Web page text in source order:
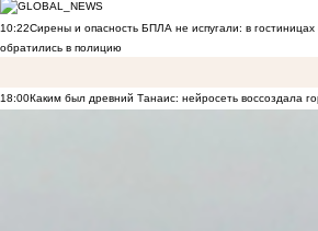
10:22Сирены и опасность БПЛА не испугали: в
обратились в полицию
18:00Каким был древний Танаис: нейросеть воссоздала